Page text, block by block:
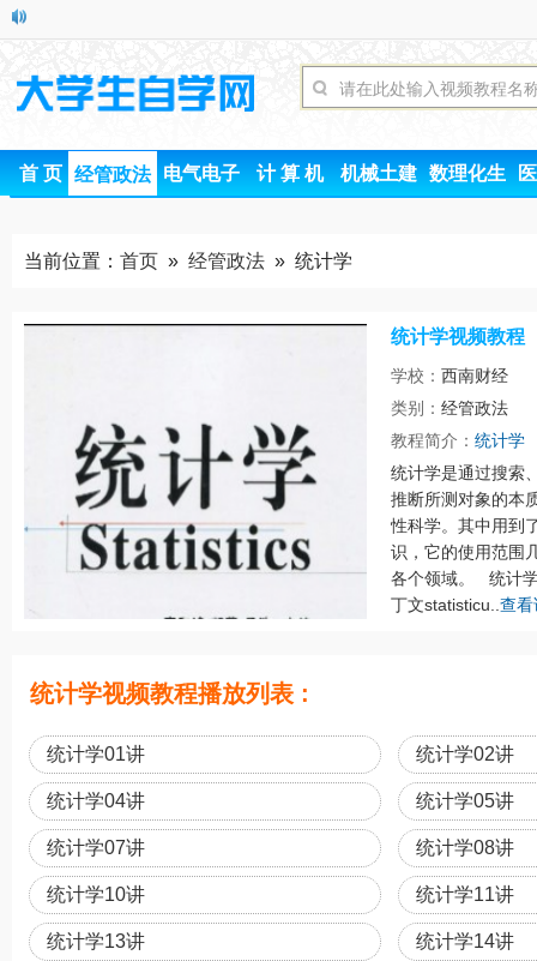
首 页 经管政法 电气电子 计 算 机 机械土建 数理化生
当前位置： 首页 » 经管政法 » 统计学
统计学视频教程
学校： 西南财经
类别： 经管政法
教程简介： 统计学
统计学是通过搜索
推断所测对象的本
性科学。其中用到
识，它的使用范围
各个领域。 统计
丁文statisticu.. 查看
统计学视频教程播放列表 :
统计学01讲 统计学02讲
统计学04讲 统计学05讲
统计学07讲 统计学08讲
统计学10讲 统计学11讲
统计学13讲 统计学14讲